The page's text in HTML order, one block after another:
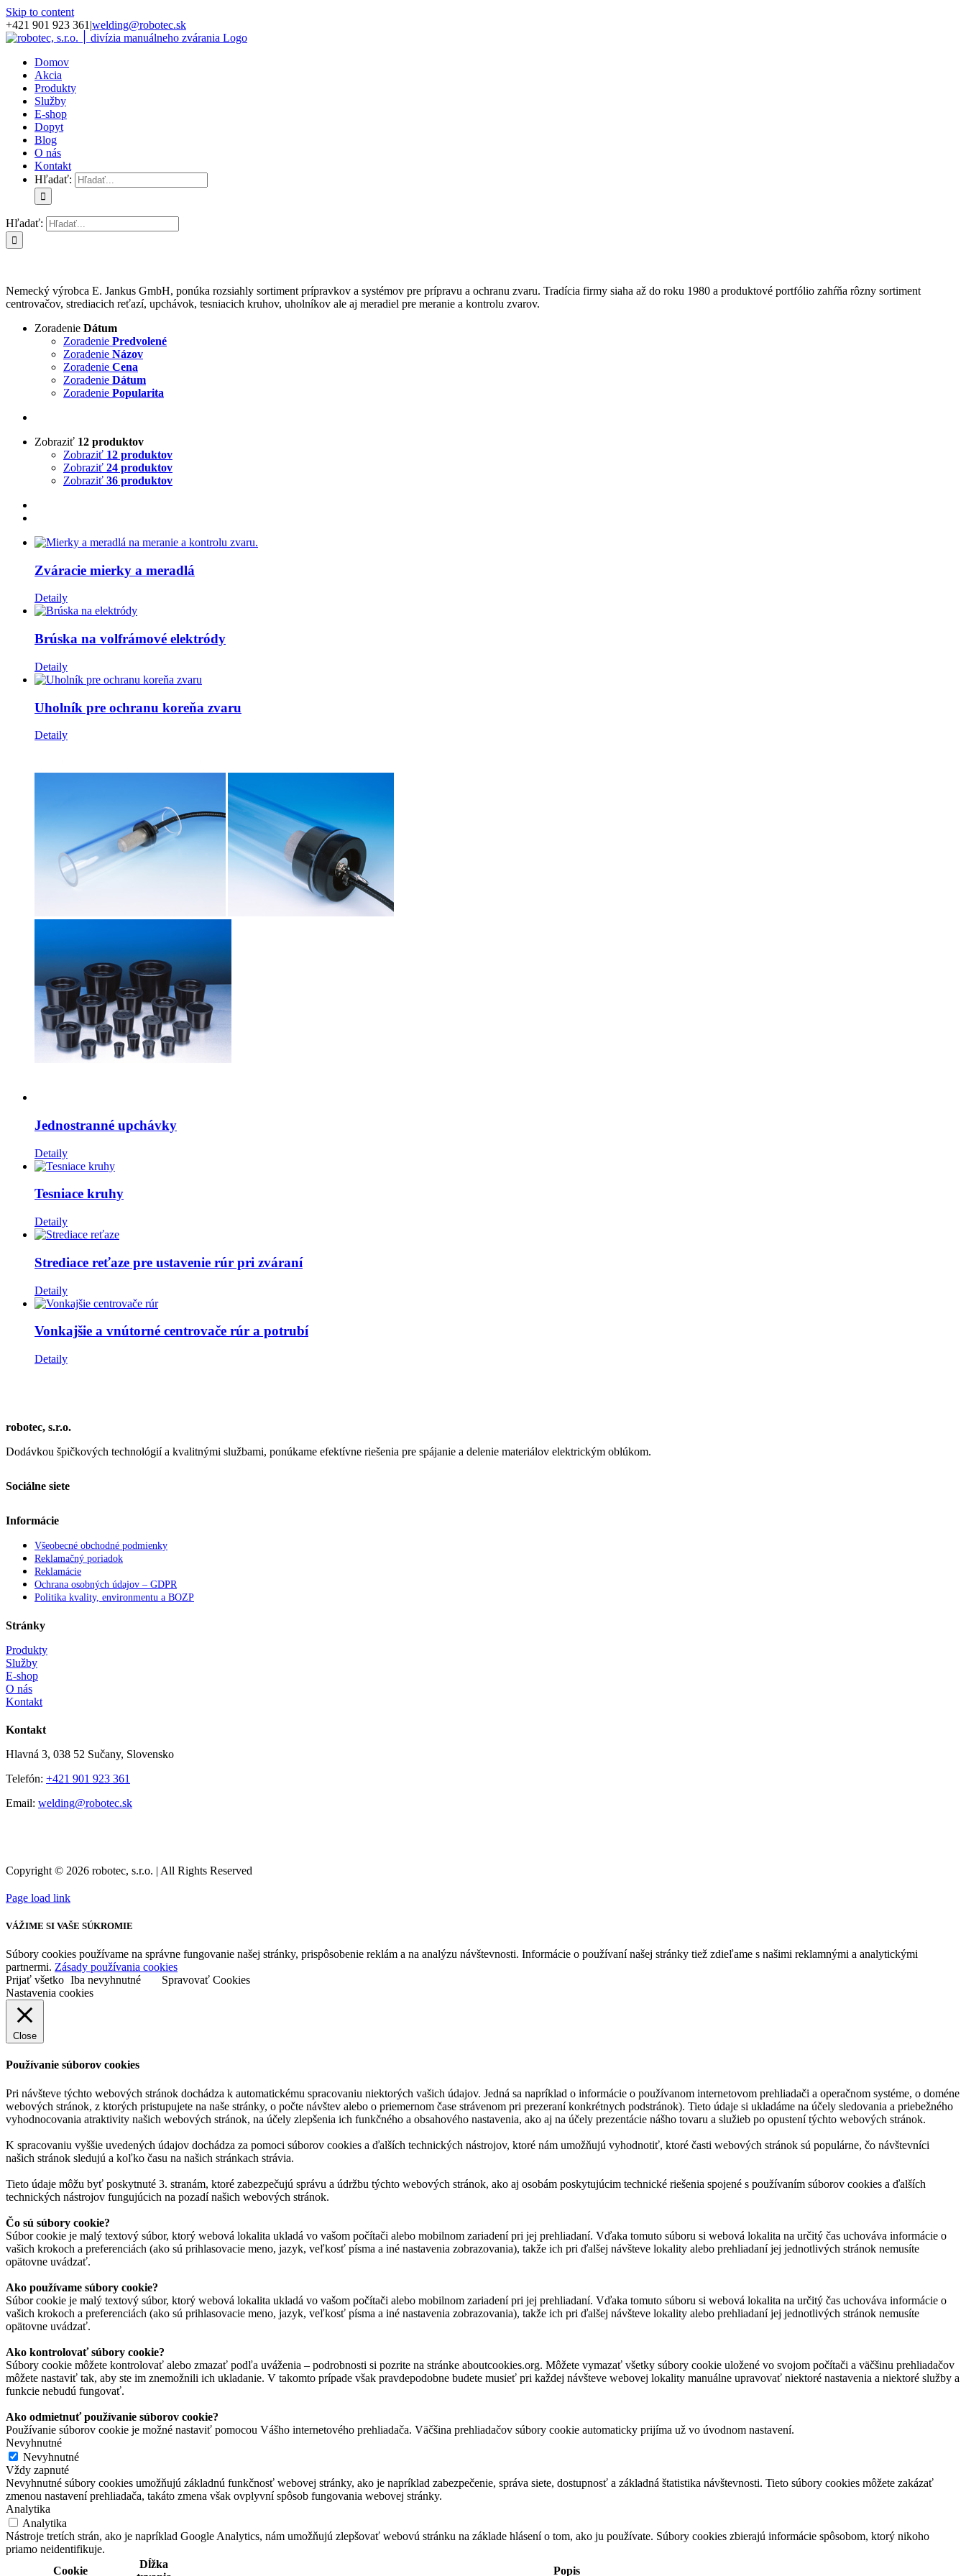
Skip to content
+421 901 923 361 |welding@robotec.sk
Domov
Akcia
Produkty
Služby
E-shop
Dopyt
Blog
O nás
Kontakt
Hľadať:
Hľadať:
Nemecký výrobca E. Jankus GmbH, ponúka rozsiahly sortiment prípravkov a systémov pre prípravu a ochranu zvaru. Tradícia firmy siaha až do roku 1980 a produktové portfólio zahŕňa rôzny sortiment
centrovačov, strediacich reťazí, upchávok, tesniacich kruhov, uholníkov ale aj meradiel pre meranie a kontrolu zvarov.
Zoradenie Dátum
Zoradenie Predvolené
Zoradenie Názov
Zoradenie Cena
Zoradenie Dátum
Zoradenie Popularita
Zobraziť 12 produktov
Zobraziť 12 produktov
Zobraziť 24 produktov
Zobraziť 36 produktov
Zváracie mierky a meradlá
Detaily
Brúska na volfrámové elektródy
Detaily
Uholník pre ochranu koreňa zvaru
Detaily
Jednostranné upchávky
Detaily
Tesniace kruhy
Detaily
Strediace reťaze pre ustavenie rúr pri zváraní
Detaily
Vonkajšie a vnútorné centrovače rúr a potrubí
Detaily
robotec, s.r.o.
Dodávkou špičkových technológií a kvalitnými službami, ponúkame efektívne riešenia pre spájanie a delenie materiálov elektrickým oblúkom.
Sociálne siete
Informácie
Všeobecné obchodné podmienky
Reklamačný poriadok
Reklamácie
Ochrana osobných údajov – GDPR
Politika kvality, environmentu a BOZP
Stránky
Produkty
Služby
E-shop
O nás
Kontakt
Kontakt
Hlavná 3, 038 52 Sučany, Slovensko
Telefón: +421 901 923 361
Email: welding@robotec.sk
Copyright © 2026 robotec, s.r.o. | All Rights Reserved
Page load link
VÁŽIME SI VAŠE SÚKROMIE
Súbory cookies používame na správne fungovanie našej stránky, prispôsobenie reklám a na analýzu návštevnosti. Informácie o používaní našej stránky tiež zdieľame s našimi reklamnými a analytickými
partnermi. Zásady používania cookies
Prijať všetko Iba nevyhnutné
Spravovať Cookies
Nastavenia cookies
Close
Používanie súborov cookies
Pri návšteve týchto webových stránok dochádza k automatickému spracovaniu niektorých vašich údajov. Jedná sa napríklad o informácie o používanom internetovom prehliadači a operačnom systéme, o doméne
webových stránok, z ktorých pristupujete na naše stránky, o počte návštev alebo o priemernom čase strávenom pri prezeraní konkrétnych podstránok). Tieto údaje si ukladáme na účely sledovania a priebežného
vyhodnocovania atraktivity našich webových stránok, na účely zlepšenia ich funkčného a obsahového nastavenia, ako aj na účely prezentácie nášho tovaru a služieb po opustení týchto webových stránok.
K spracovaniu vyššie uvedených údajov dochádza za pomoci súborov cookies a ďalších technických nástrojov, ktoré nám umožňujú vyhodnotiť, ktoré časti webových stránok sú populárne, čo návštevníci
našich stránok sledujú a koľko času na našich stránkach strávia.
Tieto údaje môžu byť poskytnuté 3. stranám, ktoré zabezpečujú správu a údržbu týchto webových stránok, ako aj osobám poskytujúcim technické riešenia spojené s používaním súborov cookies a ďalších
technických nástrojov fungujúcich na pozadí našich webových stránok.
Čo sú súbory cookie?
Súbor cookie je malý textový súbor, ktorý webová lokalita ukladá vo vašom počítači alebo mobilnom zariadení pri jej prehliadaní. Vďaka tomuto súboru si webová lokalita na určitý čas uchováva informácie o
vašich krokoch a preferenciách (ako sú prihlasovacie meno, jazyk, veľkosť písma a iné nastavenia zobrazovania), takže ich pri ďalšej návšteve lokality alebo prehliadaní jej jednotlivých stránok nemusíte
opätovne uvádzať.
Ako používame súbory cookie?
Súbor cookie je malý textový súbor, ktorý webová lokalita ukladá vo vašom počítači alebo mobilnom zariadení pri jej prehliadaní. Vďaka tomuto súboru si webová lokalita na určitý čas uchováva informácie o
vašich krokoch a preferenciách (ako sú prihlasovacie meno, jazyk, veľkosť písma a iné nastavenia zobrazovania), takže ich pri ďalšej návšteve lokality alebo prehliadaní jej jednotlivých stránok nemusíte
opätovne uvádzať.
Ako kontrolovať súbory cookie?
Súbory cookie môžete kontrolovať alebo zmazať podľa uváženia – podrobnosti si pozrite na stránke aboutcookies.org. Môžete vymazať všetky súbory cookie uložené vo svojom počítači a väčšinu prehliadačov
môžete nastaviť tak, aby ste im znemožnili ich ukladanie. V takomto prípade však pravdepodobne budete musieť pri každej návšteve webovej lokality manuálne upravovať niektoré nastavenia a niektoré služby a
funkcie nebudú fungovať.
Ako odmietnuť používanie súborov cookie?
Používanie súborov cookie je možné nastaviť pomocou Vášho internetového prehliadača. Väčšina prehliadačov súbory cookie automaticky prijíma už vo úvodnom nastavení.
Nevyhnutné
Nevyhnutné
Vždy zapnuté
Nevyhnutné súbory cookies umožňujú základnú funkčnosť webovej stránky, ako je napríklad zabezpečenie, správa siete, dostupnosť a základná štatistika návštevnosti. Tieto súbory cookies môžete zakázať
zmenou nastavení prehliadača, takáto zmena však ovplyvní spôsob fungovania webovej stránky.
Analytika
Analytika
Nástroje tretích strán, ako je napríklad Google Analytics, nám umožňujú zlepšovať webovú stránku na základe hlásení o tom, ako ju používate. Súbory cookies zbierajú informácie spôsobom, ktorý nikoho
priamo neidentifikuje.
Cookie
Dĺžka
Popis